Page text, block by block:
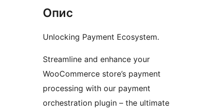
Опис
Unlocking Payment Ecosystem.
Streamline and enhance your
WooCommerce store’s payment
processing with our payment
orchestration plugin – the ultimate